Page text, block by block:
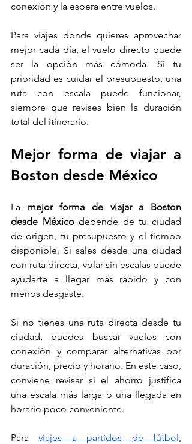
conexión y la espera entre vuelos.
Para viajes donde quieres aprovechar
mejor cada día, el vuelo directo puede
ser la opción más cómoda. Si tu
prioridad es cuidar el presupuesto, una
ruta con escala puede funcionar,
siempre que revises bien la duración
total del itinerario.
Mejor forma de viajar a
Boston desde México
La mejor forma de viajar a Boston
desde México depende de tu ciudad
de origen, tu presupuesto y el tiempo
disponible. Si sales desde una ciudad
con ruta directa, volar sin escalas puede
ayudarte a llegar más rápido y con
menos desgaste.
Si no tienes una ruta directa desde tu
ciudad, puedes buscar vuelos con
conexión y comparar alternativas por
duración, precio y horario. En este caso,
conviene revisar si el ahorro justifica
una escala más larga o una llegada en
horario poco conveniente.
Para viajes a partidos de fútbol,